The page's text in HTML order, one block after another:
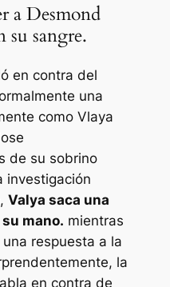
a Desmond
su sangre.
en contra del
una
como Vlaya
de su sobrino
investigación
Valya saca una
mano. mientras
respuesta a la
la
en contra de